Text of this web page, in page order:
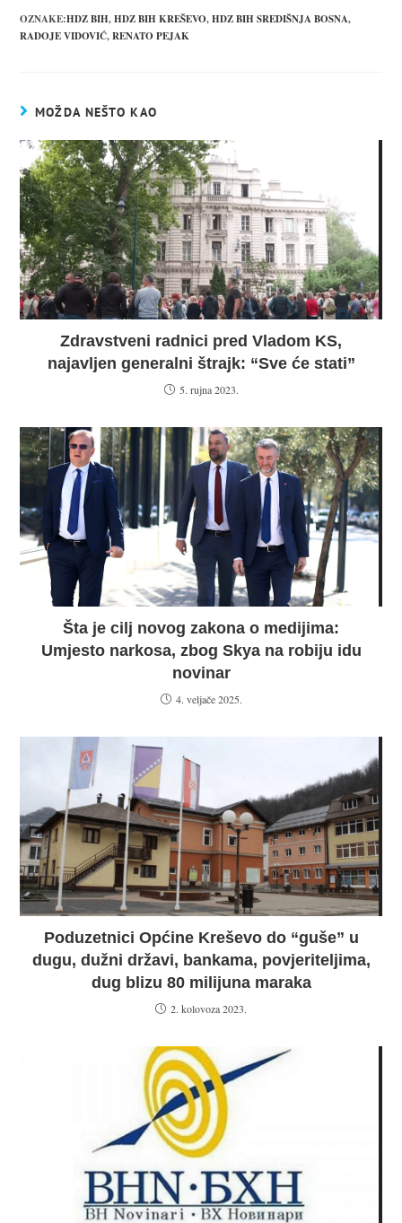
OZNAKE:HDZ BIH, HDZ BIH KREŠEVO, HDZ BIH SREDIŠNJA BOSNA,
RADOJE VIDOVIĆ, RENATO PEJAK
MOŽDA NEŠTO KAO
Zdravstveni radnici pred Vladom KS,
najavljen generalni štrajk: “Sve će stati”
5. rujna 2023.
Šta je cilj novog zakona o medijima:
Umjesto narkosa, zbog Skya na robiju idu
novinar
4. veljače 2025.
Poduzetnici Općine Kreševo do “guše” u
dugu, dužni državi, bankama, povjeriteljima,
dug blizu 80 milijuna maraka
2. kolovoza 2023.